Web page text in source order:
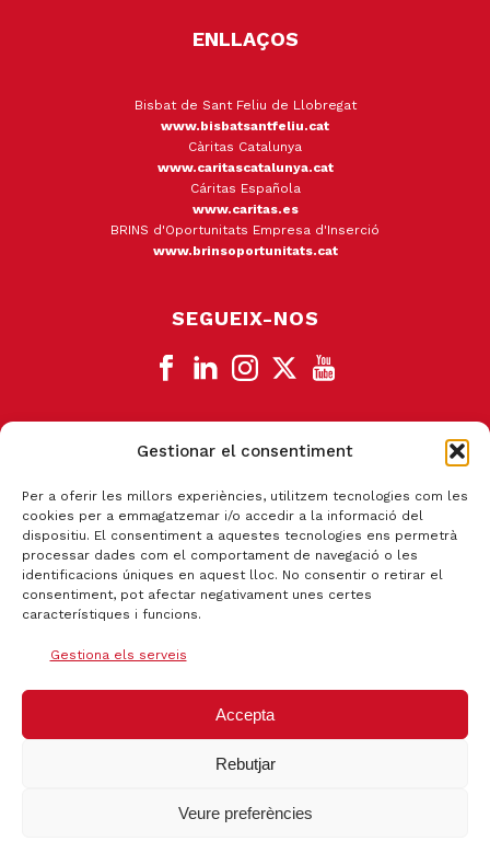
Gestionar el consentiment
Per a oferir les millors experiències, utilitzem tecnologies com les
cookies per a emmagatzemar i/o accedir a la informació del
dispositiu. El consentiment a aquestes tecnologies ens permetrà
processar dades com el comportament de navegació o les
identificacions úniques en aquest lloc. No consentir o retirar el
consentiment, pot afectar negativament unes certes
característiques i funcions.
Gestiona els serveis
Accepta
Rebutjar
Veure preferències
ENLLAÇOS
Bisbat de Sant Feliu de Llobregat
www.bisbatsantfeliu.cat
Càritas Catalunya
www.caritascatalunya.cat
Cáritas Española
www.caritas.es
BRINS d'Oportunitats Empresa d'Inserció
www.brinsoportunitats.cat
SEGUEIX-NOS
CANAL DE DENÚNCIA
Certificat qualitat ISO 9001:2015